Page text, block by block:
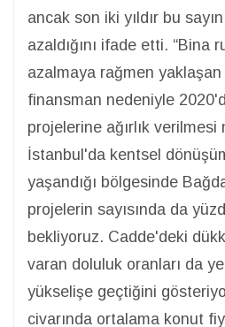
ancak son iki yıldır bu
azaldığını ifade etti. “Bina
azalmaya rağmen
finansman nedeniyle
projelerine ağırlık verilmesi
İstanbul'da kentsel
yaşandığı bölgesinde
projelerin sayısında da
bekliyoruz. Cadde'deki
varan doluluk oranları da
yükselişe geçtiğini
civarında ortalama konut